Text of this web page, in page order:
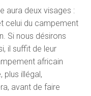
aura deux visages :
celui du campement
Si nous désirons
il suffit de leur
africain
plus illégal,
avant de faire